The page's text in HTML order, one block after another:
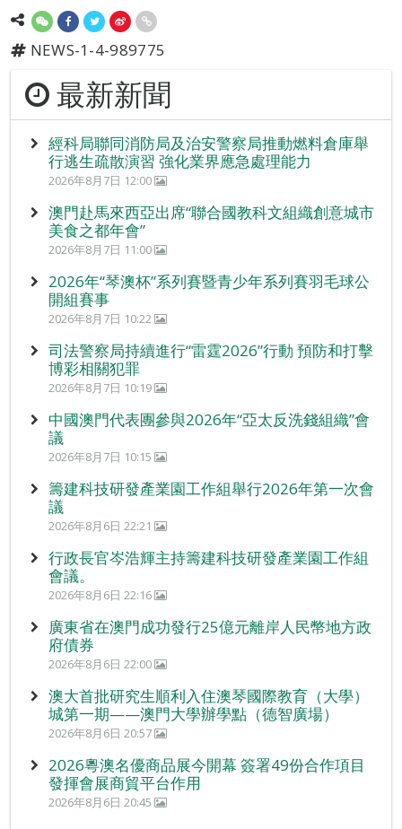
NEWS-1-4-989775
最新新聞
經科局聯同消防局及治安警察局推動燃料倉庫舉
行逃生疏散演習 強化業界應急處理能力
2026年8月7日 12:00
澳門赴馬來西亞出席“聯合國教科文組織創意城市
美食之都年會”
2026年8月7日 11:00
2026年“琴澳杯”系列賽暨青少年系列賽羽毛球公
開組賽事
2026年8月7日 10:22
司法警察局持續進行“雷霆2026”行動 預防和打擊
博彩相關犯罪
2026年8月7日 10:19
中國澳門代表團參與2026年“亞太反洗錢組織”會
議
2026年8月7日 10:15
籌建科技研發產業園工作組舉行2026年第一次會
議
2026年8月6日 22:21
行政長官岑浩輝主持籌建科技研發產業園工作組
會議。
2026年8月6日 22:16
廣東省在澳門成功發行25億元離岸人民幣地方政
府債券
2026年8月6日 22:00
澳大首批研究生順利入住澳琴國際教育（大學）
城第一期——澳門大學辦學點（德智廣場）
2026年8月6日 20:57
2026粵澳名優商品展今開幕 簽署49份合作項目
發揮會展商貿平台作用
2026年8月6日 20:45